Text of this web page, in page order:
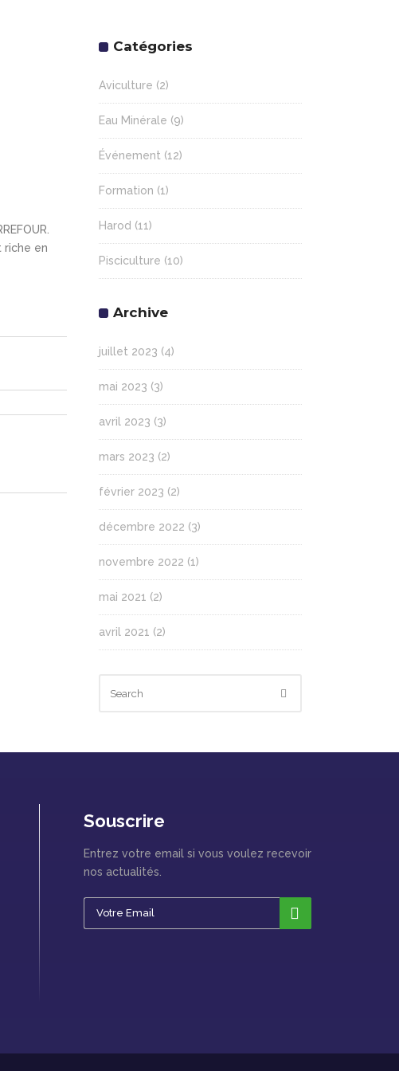
riche en
Catégories
Aviculture (2)
Eau Minérale (9)
Événement (12)
Formation (1)
Harod (11)
Pisciculture (10)
Archive
juillet 2023 (4)
mai 2023 (3)
avril 2023 (3)
mars 2023 (2)
février 2023 (2)
décembre 2022 (3)
novembre 2022 (1)
mai 2021 (2)
avril 2021 (2)
Souscrire
Entrez votre email si vous voulez recevoir
nos actualités.